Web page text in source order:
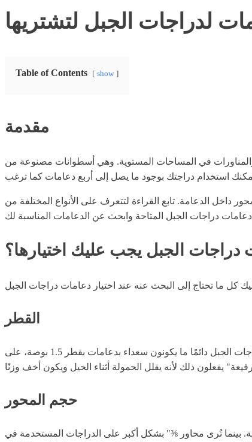
Table of Contents show
مقدمة
في المساحات المستوية. وهي أسطوانات مصنوعة من
الدعامة. تابع القراءة لتتعرف على الأنواع المختلفة من
دراجات الجبل يجب عليك اختيارها؟
القطر
بينما يمكنك استخدام دعامات ذات قطر قياسي مفضل يبلغ 38.5 مم، هناك أيضًا خيار لدعامات ذات قطر أنحف يبلغ 35 مم. معظم راكبي دراجات الجبل دائمًا ما يكونون سعداء بدعامات بقطر 1.5 بوصة، على
حجم المحور
مم أكثر شيوعًا لمعظم الدراجات الشارعية اليومية. بينما تُرى محاور ⅜" بشكل أكبر على الدراجات المستخدمة في